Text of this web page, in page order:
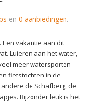
en 0 aanbiedingen.
Een vakantie aan dit
Luieren aan het water,
meer watersporten
fietstochten in de
de Schafberg, de
Bijzonder leuk is het